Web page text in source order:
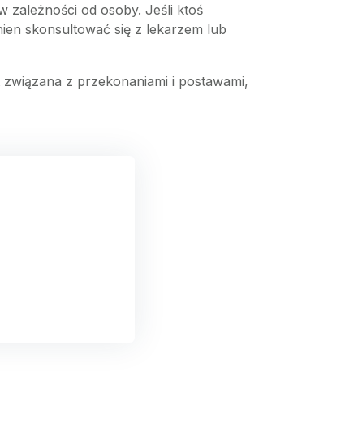
zależności od osoby. Jeśli ktoś
skonsultować się z lekarzem lub
z przekonaniami i postawami,